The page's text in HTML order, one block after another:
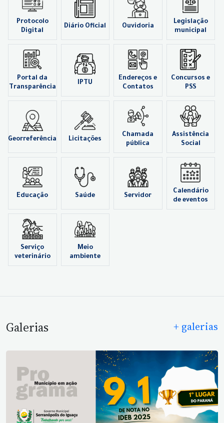
Protocolo
Digital
Diário Oficial Ouvidoria
Legislação
municipal
Portal da
Transparência
IPTU
Endereços e
Contatos
Concursos e
PSS
Georreferência Licitações
Chamada
pública
Assistência
Social
Educação Saúde Servidor
Calendário
de eventos
Serviço
veterinário
Meio
ambiente
Galerias + galerias